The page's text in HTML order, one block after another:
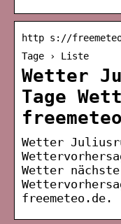
http s://
Tage › Liste
Wetter
Tage
Wetter
Wetter
freemeteo.de.